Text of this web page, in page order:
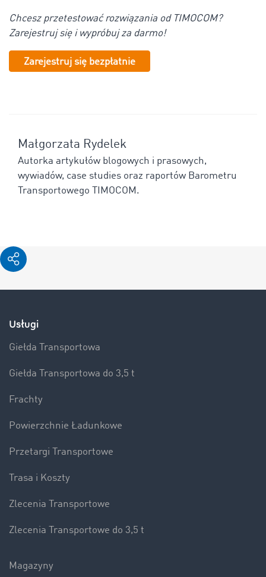
Chcesz przetestować rozwiązania od TIMOCOM?
Zarejestruj się i wypróbuj za darmo!
Zarejestruj się bezpłatnie
Małgorzata Rydelek
Autorka artykułów blogowych i prasowych,
wywiadów, case studies oraz raportów Barometru
Transportowego TIMOCOM.
Usługi
Giełda Transportowa
Giełda Transportowa do 3,5 t
Frachty
Powierzchnie Ładunkowe
Przetargi Transportowe
Trasa i Koszty
Zlecenia Transportowe
Zlecenia Transportowe do 3,5 t
Magazyny